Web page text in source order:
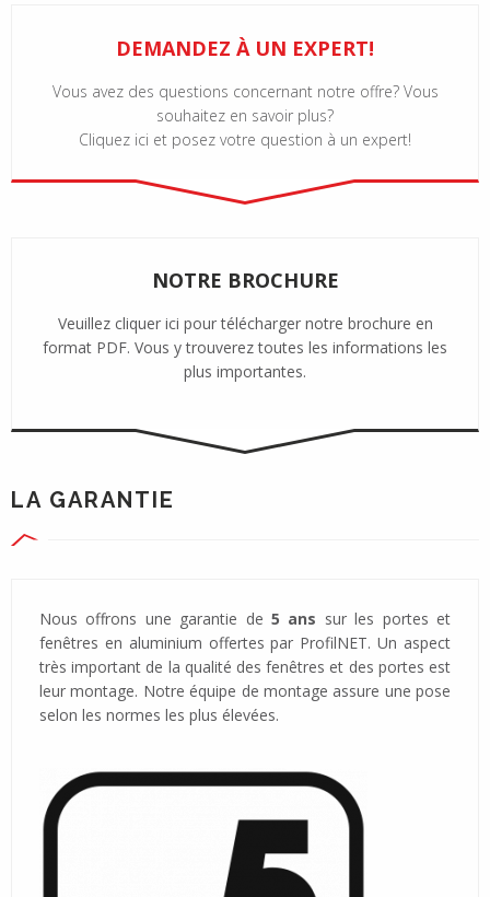
DEMANDEZ À UN EXPERT!
Vous avez des questions concernant notre offre? Vous
souhaitez en savoir plus?
Cliquez ici et posez votre question à un expert!
NOTRE BROCHURE
Veuillez cliquer ici pour télécharger notre brochure en
format PDF. Vous y trouverez toutes les informations les
plus importantes.
LA GARANTIE
Nous offrons une garantie de 5 ans sur les portes et
fenêtres en aluminium offertes par ProfilNET. Un aspect
très important de la qualité des fenêtres et des portes est
leur montage. Notre équipe de montage assure une pose
selon les normes les plus élevées.